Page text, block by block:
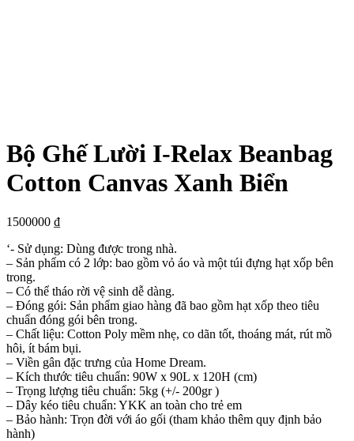
Bộ Ghế Lười I-Relax Beanbag
Cotton Canvas Xanh Biển
1500000 ₫
‘- Sử dụng: Dùng được trong nhà.
– Sản phẩm có 2 lớp: bao gồm vỏ áo và một túi đựng hạt xốp bên
trong.
– Có thể tháo rời vệ sinh dễ dàng.
– Đóng gói: Sản phẩm giao hàng đã bao gồm hạt xốp theo tiêu
chuẩn đóng gói bên trong.
– Chất liệu: Cotton Poly mềm nhẹ, co dãn tốt, thoáng mát, rút mồ
hôi, ít bám bụi.
– Viền gân đặc trưng của Home Dream.
– Kích thước tiêu chuẩn: 90W x 90L x 120H (cm)
– Trọng lượng tiêu chuẩn: 5kg (+/- 200gr )
– Dây kéo tiêu chuẩn: YKK an toàn cho trẻ em
– Bảo hành: Trọn đời với áo gối (tham khảo thêm quy định bảo
hành)